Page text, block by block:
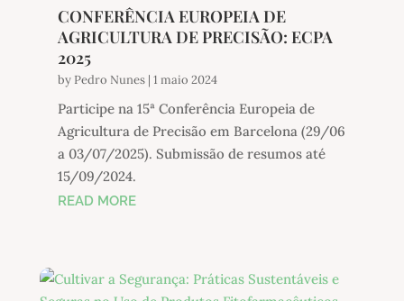
CONFERÊNCIA EUROPEIA DE
AGRICULTURA DE PRECISÃO: ECPA
2025
by Pedro Nunes| 1 maio 2024
Participe na 15ª Conferência Europeia de
Agricultura de Precisão em Barcelona (29/06
a 03/07/2025). Submissão de resumos até
15/09/2024.
READ MORE